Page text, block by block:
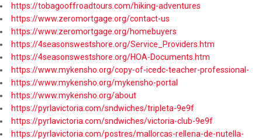
https://tobagooffroadtours.com/hiking-adventures
https://www.zeromortgage.org/contact-us
https://www.zeromortgage.org/homebuyers
https://4seasonswestshore.org/Service_Providers.htm
https://4seasonswestshore.org/HOA-Documents.htm
https://www.mykensho.org/copy-of-icedc-teacher-professional-
https://www.mykensho.org/mykensho-portal
https://www.mykensho.org/about
https://pyrlavictoria.com/sndwiches/tripleta-9e9f
https://pyrlavictoria.com/sndwiches/victoria-club-9e9f
https://pyrlavictoria.com/postres/mallorcas-rellena-de-nutella-